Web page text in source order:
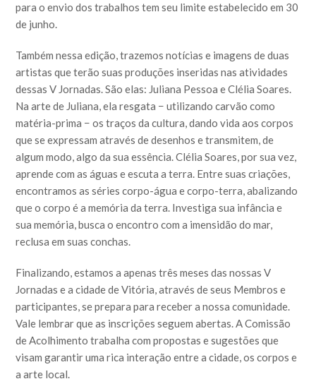
para o envio dos trabalhos tem seu limite estabelecido em 30
de junho.
Também nessa edição, trazemos notícias e imagens de duas
artistas que terão suas produções inseridas nas atividades
dessas V Jornadas. São elas: Juliana Pessoa e Clélia Soares.
Na arte de Juliana, ela resgata − utilizando carvão como
matéria-prima − os traços da cultura, dando vida aos corpos
que se expressam através de desenhos e transmitem, de
algum modo, algo da sua essência. Clélia Soares, por sua vez,
aprende com as águas e escuta a terra. Entre suas criações,
encontramos as séries corpo-água e corpo-terra, abalizando
que o corpo é a memória da terra. Investiga sua infância e
sua memória, busca o encontro com a imensidão do mar,
reclusa em suas conchas.
Finalizando, estamos a apenas três meses das nossas V
Jornadas e a cidade de Vitória, através de seus Membros e
participantes, se prepara para receber a nossa comunidade.
Vale lembrar que as inscrições seguem abertas. A Comissão
de Acolhimento trabalha com propostas e sugestões que
visam garantir uma rica interação entre a cidade, os corpos e
a arte local.